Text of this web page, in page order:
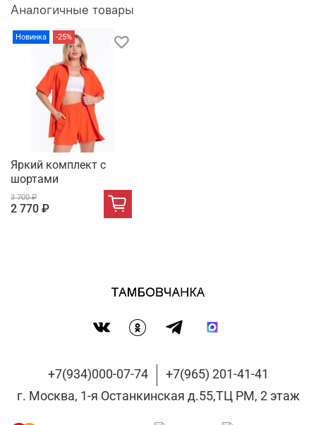
Аналогичные товары
Новинка -25%
Яркий комплект с
шортами
3 700 ₽
2 770 ₽
+7(934)000-07-74
+7(965) 201-41-41
г. Москва, 1-я Останкинская д.55,ТЦ РМ, 2 этаж